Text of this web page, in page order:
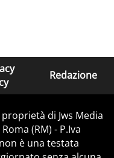
Redazione
di Jws Media
(RM) - P.Iva
è una testata